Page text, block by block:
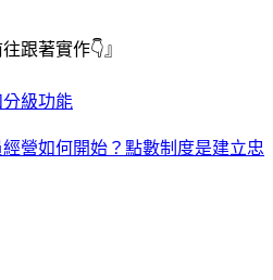
跟著實作👇』
級功能
營如何開始？點數制度是建立忠